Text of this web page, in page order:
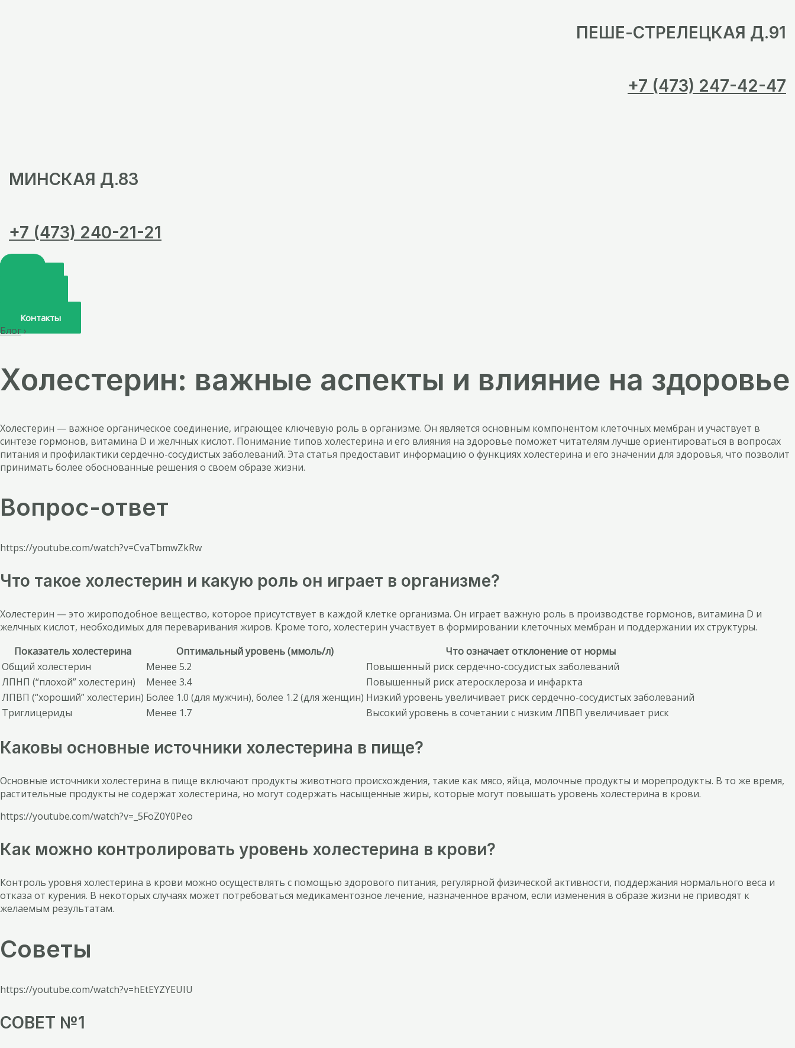
ПЕШЕ-СТРЕЛЕЦКАЯ Д.91
+7 (473) 247-42-47
МИНСКАЯ Д.83
+7 (473) 240-21-21
Контакты
Блог›
Холестерин: важные аспекты и влияние на здоровье
Холестерин — важное органическое соединение, играющее ключевую роль в организме. Он является основным компонентом клеточных мембран и участвует в
синтезе гормонов, витамина D и желчных кислот. Понимание типов холестерина и его влияния на здоровье поможет читателям лучше ориентироваться в вопросах
питания и профилактики сердечно-сосудистых заболеваний. Эта статья предоставит информацию о функциях холестерина и его значении для здоровья, что позволит
принимать более обоснованные решения о своем образе жизни.
Вопрос-ответ
https://youtube.com/watch?v=CvaTbmwZkRw
Что такое холестерин и какую роль он играет в организме?
Холестерин — это жироподобное вещество, которое присутствует в каждой клетке организма. Он играет важную роль в производстве гормонов, витамина D и
желчных кислот, необходимых для переваривания жиров. Кроме того, холестерин участвует в формировании клеточных мембран и поддержании их структуры.
Показатель холестерина
Оптимальный уровень (ммоль/л)
Что означает отклонение от нормы
Общий холестерин
Менее 5.2
Повышенный риск сердечно-сосудистых заболеваний
ЛПНП (“плохой” холестерин)
Менее 3.4
Повышенный риск атеросклероза и инфаркта
ЛПВП (“хороший” холестерин) Более 1.0 (для мужчин), более 1.2 (для женщин) Низкий уровень увеличивает риск сердечно-сосудистых заболеваний
Триглицериды
Менее 1.7 Высокий уровень в сочетании с низким ЛПВП увеличивает риск
Каковы основные источники холестерина в пище?
Основные источники холестерина в пище включают продукты животного происхождения, такие как мясо, яйца, молочные продукты и морепродукты. В то же время,
растительные продукты не содержат холестерина, но могут содержать насыщенные жиры, которые могут повышать уровень холестерина в крови.
https://youtube.com/watch?v=_5FoZ0Y0Peo
Как можно контролировать уровень холестерина в крови?
Контроль уровня холестерина в крови можно осуществлять с помощью здорового питания, регулярной физической активности, поддержания нормального веса и
отказа от курения. В некоторых случаях может потребоваться медикаментозное лечение, назначенное врачом, если изменения в образе жизни не приводят к
желаемым результатам.
Советы
https://youtube.com/watch?v=hEtEYZYEUIU
СОВЕТ №1